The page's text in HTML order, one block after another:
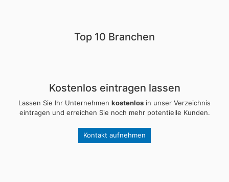
Top 10 Branchen
Kostenlos eintragen lassen
Lassen Sie Ihr Unternehmen kostenlos in unser Verzeichnis
eintragen und erreichen Sie noch mehr potentielle Kunden.
Kontakt aufnehmen